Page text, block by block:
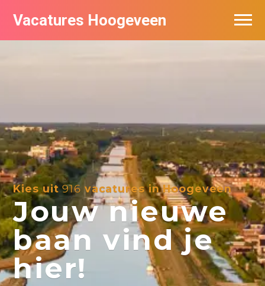
Vacatures Hoogeveen
Kies uit916 vacatures in Hoogeveen
Jouw nieuwe
baan vind je
hier!
Vacatures per bedrijf